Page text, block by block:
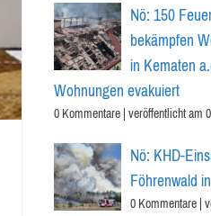
Nö: 150
bekämpfen
in Kematen
Wohnungen evakuiert
0 Kommentare|veröffentlicht am
Nö: KHD-
Föhrenwald
0 Kommentare|